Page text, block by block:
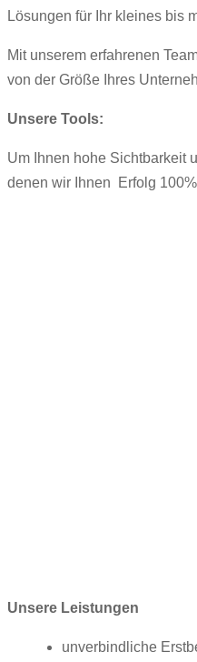
Lösungen für Ihr kleines bis
Mit unserem erfahrenen
von der Größe Ihres
Unsere Tools:
Um Ihnen hohe Sichtbarkeit
denen wir Ihnen Erfolg
Unsere Leistungen
unverbindliche